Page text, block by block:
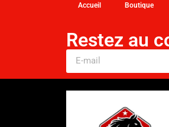
Accueil Boutique
Restez au